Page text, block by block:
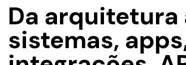
Da arquitetura
sistemas,